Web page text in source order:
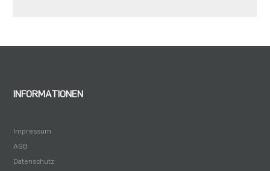
INFORMATIONEN
Impressum
AGB
Datenschutz